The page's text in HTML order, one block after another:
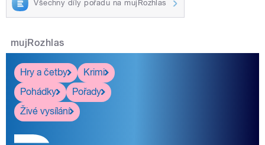
Všechny díly pořadu na mujRozhlas
mujRozhlas
Hry a četby
Krimi
Pohádky
Pořady
Živé vysílání